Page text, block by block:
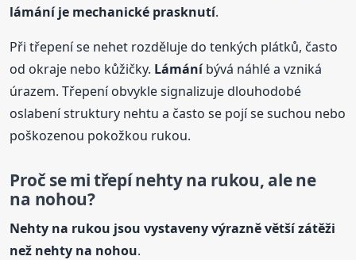
lámáníje mechanické prasknutí.
Při třepení se nehet rozděluje do tenkých plátků, často
od okraje nebo kůžičky. Lámáníbývá náhlé a vzniká
úrazem. Třepení obvykle signalizuje dlouhodobé
oslabení struktury nehtu a často se pojí se suchou nebo
poškozenou pokožkou rukou.
Proč se mi třepí nehty na rukou, ale ne
na nohou?
Nehty na rukou jsou vystaveny výrazně větší zátěži
než nehty na nohou.